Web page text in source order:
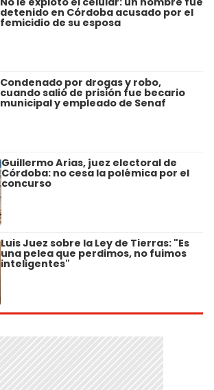
detenido en Córdoba acusado por el
femicidio de su esposa
Condenado por drogas y robo,
cuando salió de prisión fue becario
municipal y empleado de Senaf
Guillermo Arias, juez electoral de
Córdoba: no cesa la polémica por el
concurso
Luis Juez sobre la Ley de Tierras: "Es
una pelea que perdimos, no fuimos
inteligentes"